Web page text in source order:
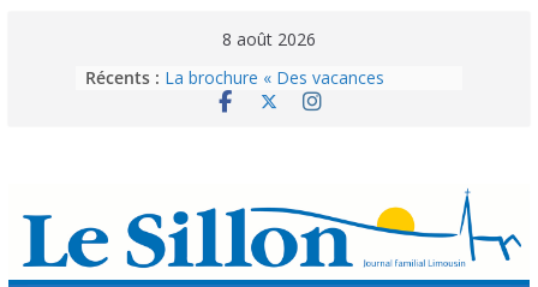
8 août 2026
Récents : La brochure « Des vacances
autrement »
Abonnez-vous ! Réabonnez-vous !
Vie du Parvis des Clarisses